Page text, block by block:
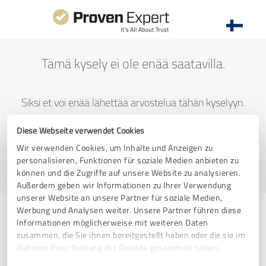
Diese Webseite verwendet Cookies
Wir verwenden Cookies, um Inhalte und Anzeigen zu
personalisieren, Funktionen für soziale Medien anbieten zu
können und die Zugriffe auf unsere Website zu analysieren.
Außerdem geben wir Informationen zu Ihrer Verwendung
unserer Website an unsere Partner für soziale Medien,
Werbung und Analysen weiter. Unsere Partner führen diese
Informationen möglicherweise mit weiteren Daten
zusammen, die Sie ihnen bereitgestellt haben oder die sie im
Rahmen Ihrer Nutzung der Dienste gesammelt haben.
Tämä kysely ei ole enää saatavilla.
Siksi et voi enää lähettää arvostelua tähän kyselyyn.
Siirry ProvenExpertin kotisivulle
Onko sinulla ongelmia arvostelun